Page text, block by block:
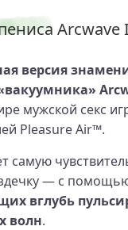
Arcwave
версия
мужской секс
Pleasure Air™.
самую
— с
вглубь
волн.